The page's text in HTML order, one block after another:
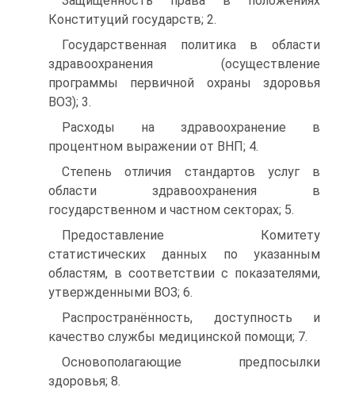
Конституций государств; 2.
Государственная политика в области
здравоохранения (осуществление
программы первичной охраны здоровья
ВОЗ); 3.
Расходы на здравоохранение в
процентном выражении от ВНП; 4.
Степень отличия стандартов услуг в
области здравоохранения в
государственном и частном секторах; 5.
Предоставление Комитету
статистических данных по указанным
областям, в соответствии с показателями,
утвержденными ВОЗ; 6.
Распространённость, доступность и
качество службы медицинской помощи; 7.
Основополагающие предпосылки
здоровья; 8.